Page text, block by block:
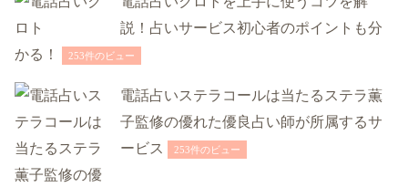
説！占いサービス初心者のポイントも分
かる！
253件のビュー
電話占いステラコールは当たるステラ薫
子監修の優れた優良占い師が所属するサ
ービス
253件のビュー